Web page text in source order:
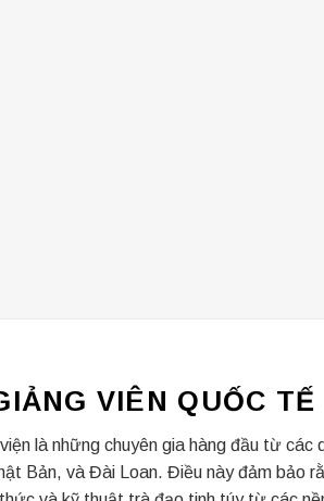
VIÊN QUỐC TẾ
là những chuyên gia hàng đầu từ các
Bản, và Đài Loan. Điều này đảm bảo